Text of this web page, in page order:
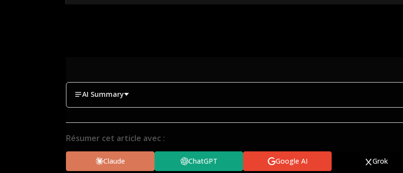
AI Summary
Résumer cet article avec :
Claude ChatGPT Google AI Grok